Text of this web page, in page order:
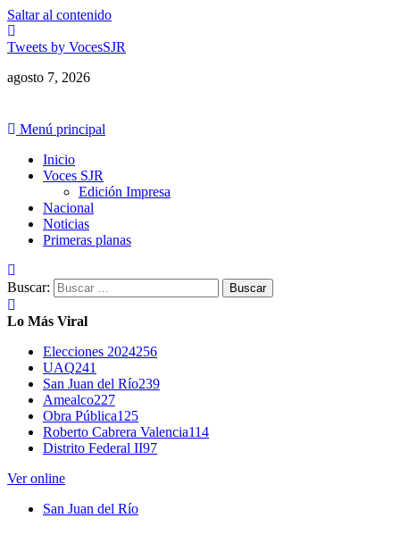
Saltar al contenido
Tweets by VocesSJR
agosto 7, 2026
Menú principal
Inicio
Voces SJR
Edición Impresa
Nacional
Noticias
Primeras planas
Buscar:
Lo Más Viral
Elecciones 2024256
UAQ241
San Juan del Río239
Amealco227
Obra Pública125
Roberto Cabrera Valencia114
Distrito Federal II97
Ver online
San Juan del Río